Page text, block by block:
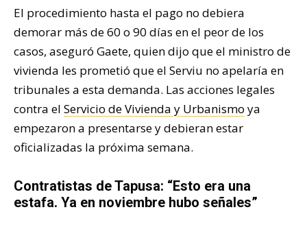
El procedimiento hasta el pago no debiera
demorar más de 60 o 90 días en el peor de los
casos, aseguró Gaete, quien dijo que el ministro de
vivienda les prometió que el Serviu no apelaría en
tribunales a esta demanda. Las acciones legales
contra el Servicio de Vivienda y Urbanismo ya
empezaron a presentarse y debieran estar
oficializadas la próxima semana.
Contratistas de Tapusa: “Esto era una
estafa. Ya en noviembre hubo señales”